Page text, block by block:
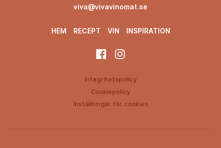
viva@vivavinomat.se
HEM RECEPT VIN INSPIRATION
Integritetspolicy
Cookiepolicy
Inställningar för cookies